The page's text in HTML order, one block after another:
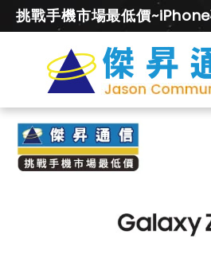
挑戰手機市場最低價